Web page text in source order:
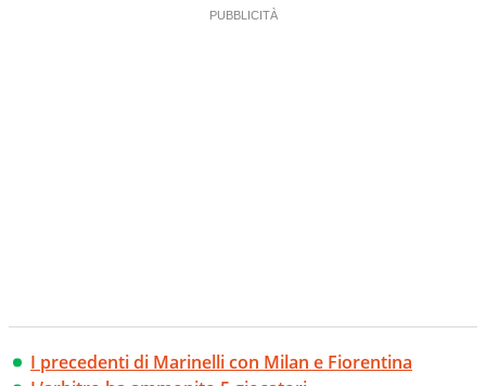
I precedenti di Marinelli con Milan e Fiorentina